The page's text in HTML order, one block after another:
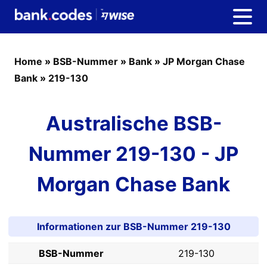
Home » BSB-Nummer » Bank » JP Morgan Chase
Bank » 219-130
Australische BSB-
Nummer 219-130 - JP
Morgan Chase Bank
Informationen zur BSB-Nummer 219-130
BSB-Nummer 219-130